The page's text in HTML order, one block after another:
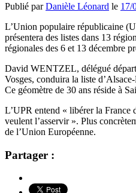
Publié parDanièle Léonard le 17/
L’Union populaire républicaine
présentera des listes dans 13
régionales des 6 et 13 décembre
David WENTZEL, délégué
Vosges, conduira la liste
Ce géomètre de 30 ans réside à
L’UPR entend « libérer la France
veulent l’asservir ». Plus
de l’Union Européenne.
Partager :